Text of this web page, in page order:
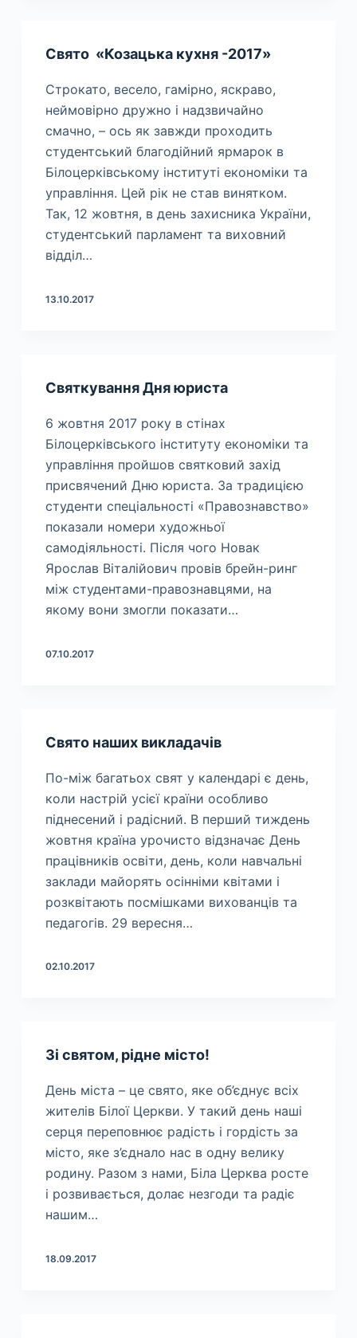
Свято «Козацька кухня -2017»
Строкато, весело, гамірно, яскраво,
неймовірно дружно і надзвичайно
смачно, – ось як завжди проходить
студентський благодійний ярмарок в
Білоцерківському інституті економіки та
управління. Цей рік не став винятком.
Так, 12 жовтня, в день захисника України,
студентський парламент та виховний
відділ…
13.10.2017
Святкування Дня юриста
6 жовтня 2017 року в стінах
Білоцерківського інституту економіки та
управління пройшов святковий захід
присвячений Дню юриста. За традицією
студенти спеціальності «Правознавство»
показали номери художньої
самодіяльності. Після чого Новак
Ярослав Віталійович провів брейн-ринг
між студентами-правознавцями, на
якому вони змогли показати…
07.10.2017
Свято наших викладачів
По-між багатьох свят у календарі є день,
коли настрій усієї країни особливо
піднесений і радісний. В перший тиждень
жовтня країна урочисто відзначає День
працівників освіти, день, коли навчальні
заклади майорять осінніми квітами і
розквітають посмішками вихованців та
педагогів. 29 вересня…
02.10.2017
Зі святом, рідне місто!
День міста – це свято, яке об’єднує всіх
жителів Білої Церкви. У такий день наші
серця переповнює радість і гордість за
місто, яке з’єднало нас в одну велику
родину. Разом з нами, Біла Церква росте
і розвивається, долає незгоди та радіє
нашим…
18.09.2017